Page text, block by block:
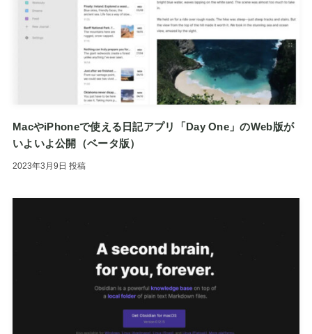
MacやiPhoneで使える日記アプリ「Day One」のWeb版が
いよいよ公開（ベータ版）
2023年3月9日 投稿